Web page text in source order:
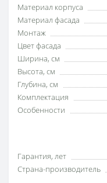
Материал корпуса
Материал фасада
Монтаж
Цвет фасада
Ширина, см
Высота, см
Глубина, см
Комплектация
Особенности
Гарантия, лет
Страна-производитель